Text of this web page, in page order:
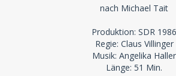
nach Michael Tait
Produktion: SDR 1986
Regie: Claus Villinger
Musik: Angelika Haller
Länge: 51 Min.